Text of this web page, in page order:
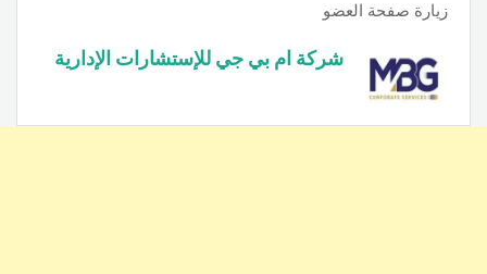
زيارة صفحة العضو
شركة ام بي جي للإستشارات الإدارية